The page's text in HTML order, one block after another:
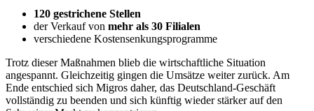
120 gestrichene Stellen
der Verkauf von mehr als 30 Filialen
verschiedene Kostensenkungsprogramme
Trotz dieser Maßnahmen blieb die wirtschaftliche Situation
angespannt. Gleichzeitig gingen die Umsätze weiter zurück. Am
Ende entschied sich Migros daher, das Deutschland-Geschäft
vollständig zu beenden und sich künftig wieder stärker auf den